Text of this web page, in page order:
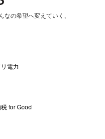
なの希望へ変えていく。
電力
for Good